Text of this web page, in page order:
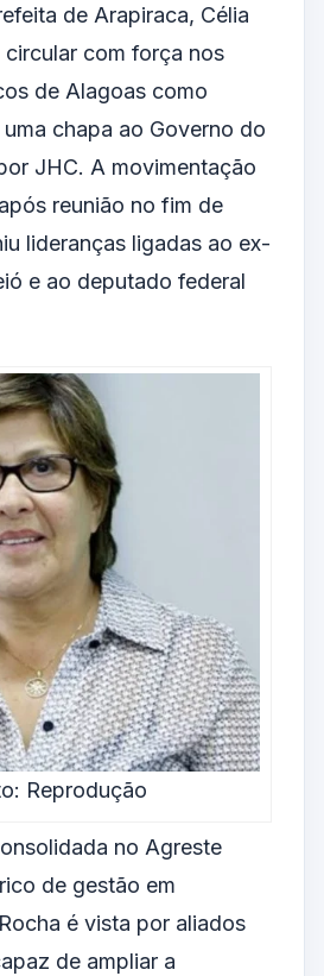
de Arapiraca, Célia
circular com força nos
de Alagoas como
chapa ao Governo do
JHC. A movimentação
reunião no fim de
lideranças ligadas ao ex-
e ao deputado federal
Reprodução
no Agreste
de gestão em
é vista por aliados
de ampliar a